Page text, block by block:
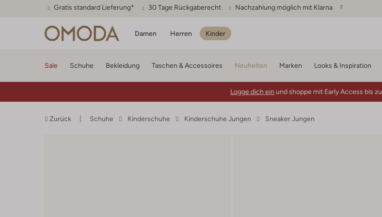
Gratis standard Lieferung* 30 Tage Rückgaberecht Nachzahlung möglich mit Klarna
Damen Herren Kinder
Sale Schuhe Bekleidung Taschen & Accessoires Neuheiten Marken Looks & Inspiration
Logge dich ein und shoppe mit Early Access bis zu
Zurück Schuhe Kinderschuhe Kinderschuhe Jungen Sneaker Jungen